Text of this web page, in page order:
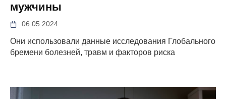
мужчины
06.05.2024
Они использовали данные исследования Глобального
бремени болезней, травм и факторов риска